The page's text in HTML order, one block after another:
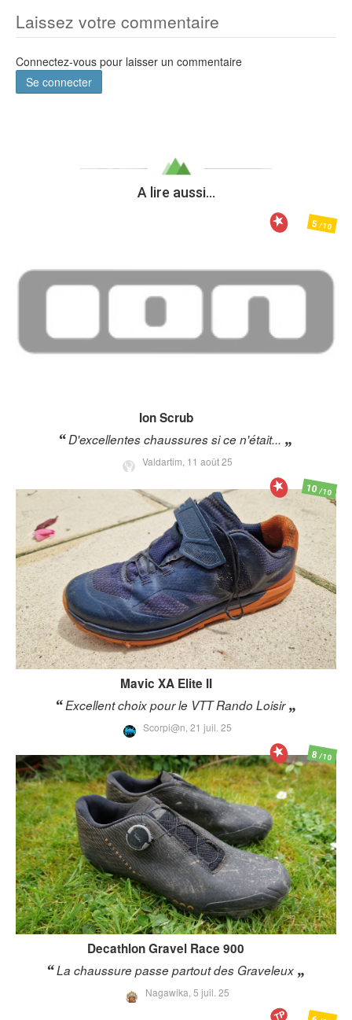
Laissez votre commentaire
Connectez-vous pour laisser un commentaire
Se connecter
A lire aussi...
Ion Scrub
D'excellentes chaussures si ce n'était...
Valdartim, 11 août 25
5/10
Mavic XA Elite II
Excellent choix pour le VTT Rando Loisir
Scorpi@n, 21 juil. 25
10/10
DecathlonGravel Race 900
La chaussure passe partout des Graveleux
Nagawika, 5 juil. 25
8/10
TP